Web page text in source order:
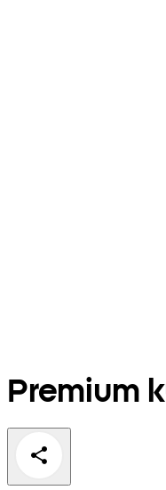
Premium